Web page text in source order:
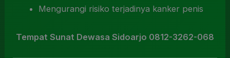
Mengurangi risiko terjadinya kanker penis
Tempat Sunat Dewasa Sidoarjo 0812-3262-068